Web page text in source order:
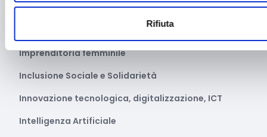
Rifiuta
Green economy
Imprenditoria femminile
Inclusione Sociale e Solidarietà
Innovazione tecnologica, digitalizzazione, ICT
Intelligenza Artificiale